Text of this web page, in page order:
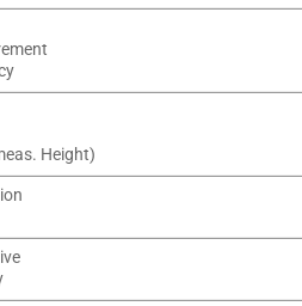
Height)